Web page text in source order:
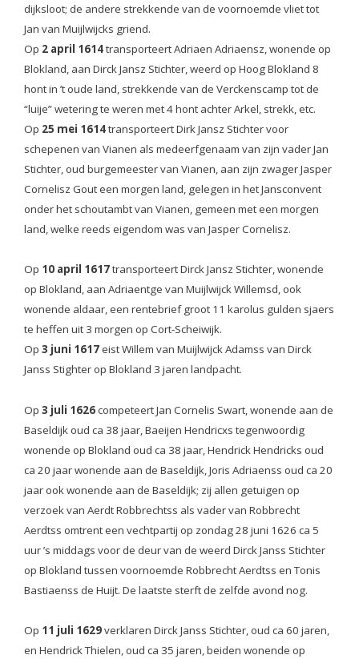
dijksloot; de andere strekkende van de voornoemde vliet tot
Jan van Muijlwijcks griend.
Op 2 april 1614transporteert Adriaen Adriaensz, wonende op
Blokland, aan Dirck Jansz Stichter, weerd op Hoog Blokland 8
hont in ’t oude land, strekkende van de Verckenscamp tot de
“luije” wetering te weren met 4 hont achter Arkel, strekk, etc.
Op 25 mei 1614transporteert Dirk Jansz Stichter voor
schepenen van Vianen als medeerfgenaam van zijn vader Jan
Stichter, oud burgemeester van Vianen, aan zijn zwager Jasper
Cornelisz Gout een morgen land, gelegen in het Jansconvent
onder het schoutambt van Vianen, gemeen met een morgen
land, welke reeds eigendom was van Jasper Cornelisz.
Op 10 april 1617transporteert Dirck Jansz Stichter, wonende
op Blokland, aan Adriaentge van Muijlwijck Willemsd, ook
wonende aldaar, een rentebrief groot 11 karolus gulden sjaers
te heffen uit 3 morgen op Cort-Scheiwijk.
Op 3 juni 1617eist Willem van Muijlwijck Adamss van Dirck
Janss Stighter op Blokland 3 jaren landpacht.
Op 3 juli 1626competeert Jan Cornelis Swart, wonende aan de
Baseldijk oud ca 38 jaar, Baeijen Hendricxs tegenwoordig
wonende op Blokland oud ca 38 jaar, Hendrick Hendricks oud
ca 20 jaar wonende aan de Baseldijk, Joris Adriaenss oud ca 20
jaar ook wonende aan de Baseldijk; zij allen getuigen op
verzoek van Aerdt Robbrechtss als vader van Robbrecht
Aerdtss omtrent een vechtpartij op zondag 28 juni 1626 ca 5
uur ’s middags voor de deur van de weerd Dirck Janss Stichter
op Blokland tussen voornoemde Robbrecht Aerdtss en Tonis
Bastiaenss de Huijt. De laatste sterft de zelfde avond nog.
Op 11 juli 1629verklaren Dirck Janss Stichter, oud ca 60 jaren,
en Hendrick Thielen, oud ca 35 jaren, beiden wonende op